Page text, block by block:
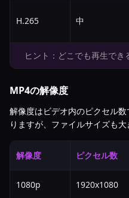
H.265 中
ヒント：どこでも再生で
MP4の解像度
解像度はビデオ内のピクセル
りますが、ファイルサイズも大
解像度 ピクセル数
1080p 1920x1080